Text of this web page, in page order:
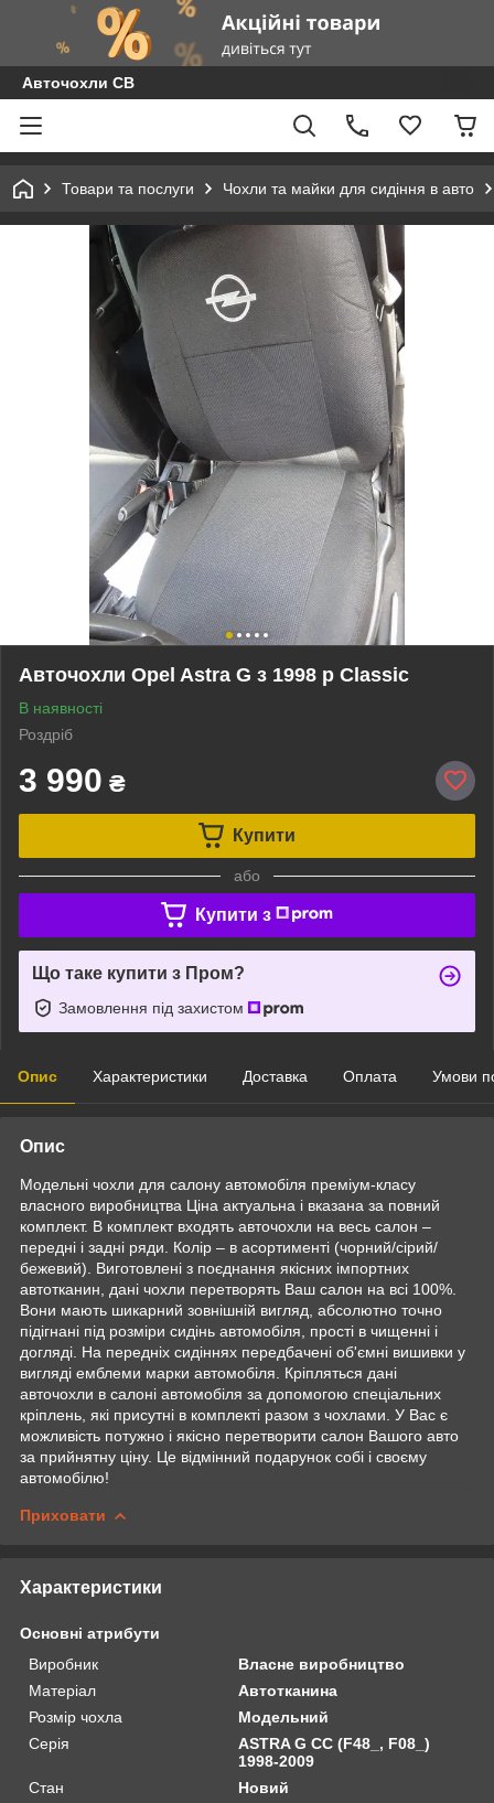
Авточохли СВ
Товари та послуги Чохли та майки для сидіння в авто
Авточохли Opel Astra G з 1998 р Classic
В наявності
Роздріб
3 990 ₴
Купити
або
Купити з
Що таке купити з Пром?
Замовлення під захистом
Опис Характеристики Доставка Оплата Умови
Опис
Модельні чохли для салону автомобіля преміум-класу
власного виробництва Ціна актуальна і вказана за повний
комплект. В комплект входять авточохли на весь салон –
передні і задні ряди. Колір – в асортименті (чорний/сірий/
бежевий). Виготовлені з поєднання якісних імпортних
автотканин, дані чохли перетворять Ваш салон на всі 100%.
Вони мають шикарний зовнішній вигляд, абсолютно точно
підігнані під розміри сидінь автомобіля, прості в чищенні і
догляді. На передніх сидіннях передбачені об'ємні вишивки у
вигляді емблеми марки автомобіля. Кріпляться дані
авточохли в салоні автомобіля за допомогою спеціальних
кріплень, які присутні в комплекті разом з чохлами. У Вас є
можливість потужно і якісно перетворити салон Вашого авто
за прийнятну ціну. Це відмінний подарунок собі і своєму
автомобілю!
Приховати
Характеристики
Основні атрибути
Виробник
Власне виробництво
Матеріал
Автотканина
Розмір чохла
Модельний
Серія
ASTRA G CC (F48_, F08_)
1998-2009
Стан
Новий